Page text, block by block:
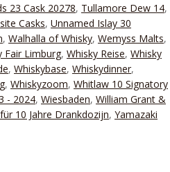
23 Cask 20278, Tullamore Dew 14,
Casks, Unnamed Islay 30
, Walhalla of Whisky, Wemyss Malts,
Fair Limburg, Whisky Reise, Whisky
, Whiskybase, Whiskydinner,
, Whiskyzoom, Whitlaw 10 Signatory
- 2024, Wiesbaden, William Grant &
10 Jahre Drankdozijn, Yamazaki